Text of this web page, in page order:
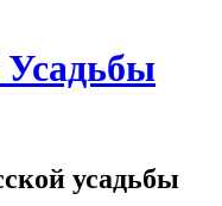
Усадьбы
усадьбы